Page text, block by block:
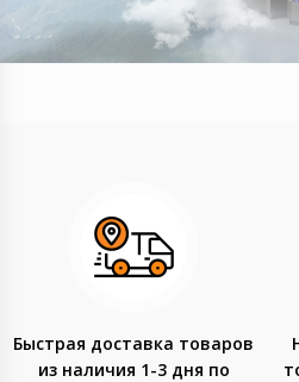
Быстрая доставка товаров
из наличия 1-3 дня по